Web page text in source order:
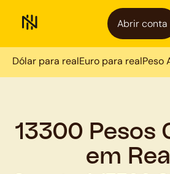
Abrir conta
Dólar para realEuro para realPeso
13300 Pesos
em